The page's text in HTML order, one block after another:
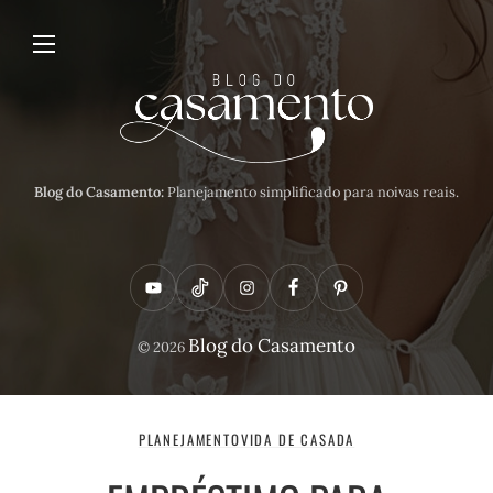
Blog do Casamento:Planejamento simplificado para noivas reais.
Y
o
t
u
T
i
t
o
k
I
n
t
a
F
a
e
b
P
i
t
e
© 2026 Blog do Casamento
PLANEJAMENTOVIDA DE CASADA